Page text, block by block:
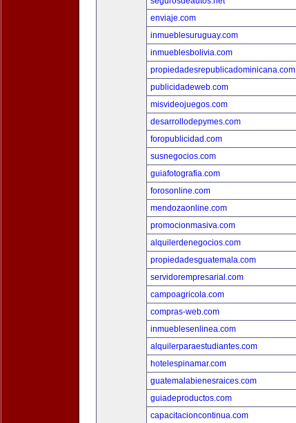
enviaje.com
inmueblesuruguay.com
inmueblesbolivia.com
propiedadesrepublicadominicana.com
publicidadeweb.com
misvideojuegos.com
desarrollodepymes.com
foropublicidad.com
susnegocios.com
guiafotografia.com
forosonline.com
mendozaonline.com
promocionmasiva.com
alquilerdenegocios.com
propiedadesguatemala.com
servidorempresarial.com
campoagricola.com
compras-web.com
inmueblesenlinea.com
alquilerparaestudiantes.com
hotelespinamar.com
guatemalabienesraices.com
guiadeproductos.com
capacitacioncontinua.com